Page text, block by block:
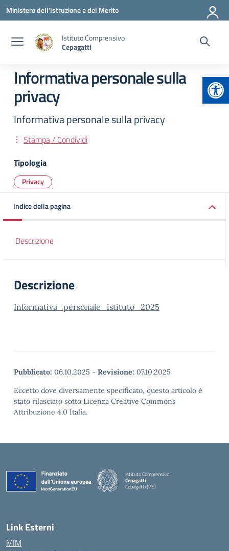
Vai ai contenuti
Vai al menu di navigazione
Vai al footer
Ministero dell'Istruzione e del Merito
Istituto Comprensivo
Cepagatti
Informativa personale sulla
privacy
Informativa personale sulla privacy
Stampa / Condividi
Tipologia
Privacy
Indice della pagina
Descrizione
Descrizione
Informativa_personale_istituto_2025
Pubblicato: 06.10.2025 - Revisione: 07.10.2025
Eccetto dove diversamente specificato, questo articolo è
stato rilasciato sotto Licenza Creative Commons
Attribuzione 4.0 Italia.
Istituto Comprensivo
Cepagatti
Cepagatti (PE)
— Visita la pagina iniziale della scuola
Link Esterni
MIM